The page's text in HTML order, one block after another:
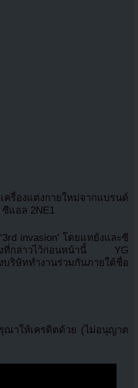
องแต่งกายใหม่จากแบรนด์
แอล 2NE1
invasion’ โดยแทยังและซี
งที่กล่าวไว้ก่อนหน้านี้ YG
บริษัททำงานร่วมกันภายใต้ชื่อ
ณาให้เครดิตด้วย (ไม่อนุญาต